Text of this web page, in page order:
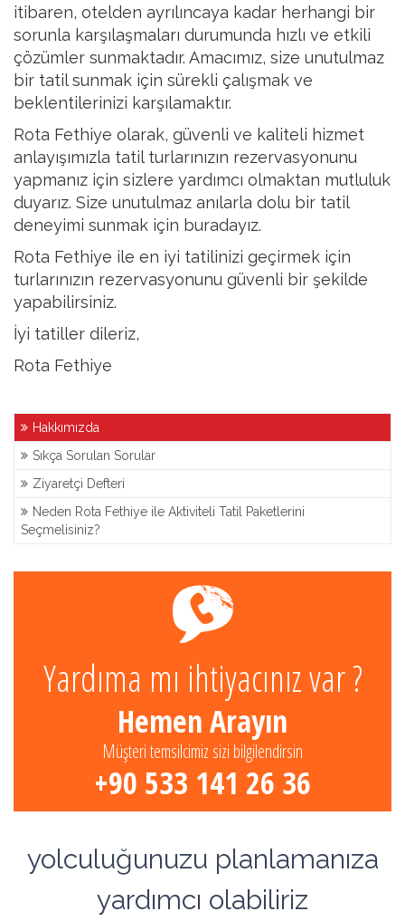
itibaren, otelden ayrılıncaya kadar herhangi bir
sorunla karşılaşmaları durumunda hızlı ve etkili
çözümler sunmaktadır. Amacımız, size unutulmaz
bir tatil sunmak için sürekli çalışmak ve
beklentilerinizi karşılamaktır.
Rota Fethiye olarak, güvenli ve kaliteli hizmet
anlayışımızla tatil turlarınızın rezervasyonunu
yapmanız için sizlere yardımcı olmaktan mutluluk
duyarız. Size unutulmaz anılarla dolu bir tatil
deneyimi sunmak için buradayız.
Rota Fethiye ile en iyi tatilinizi geçirmek için
turlarınızın rezervasyonunu güvenli bir şekilde
yapabilirsiniz.
İyi tatiller dileriz,
Rota Fethiye
Hakkımızda
Sıkça Sorulan Sorular
Ziyaretçi Defteri
Neden Rota Fethiye ile Aktiviteli Tatil Paketlerini
Seçmelisiniz?
Yardıma mı ihtiyacınız var ?
Hemen Arayın
Müşteri temsilcimiz sizi bilgilendirsin
+90 533 141 26 36
yolculuğunuzu planlamanıza
yardımcı olabiliriz